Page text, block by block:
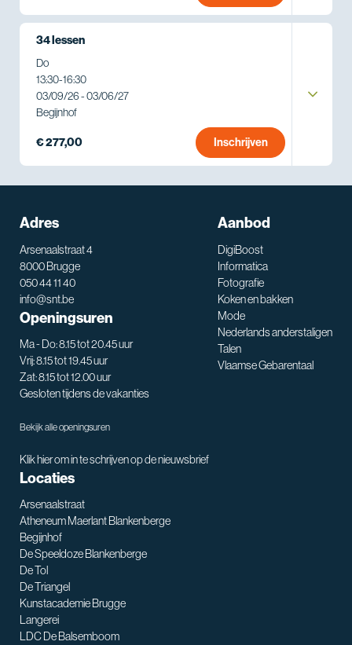
34 lessen
Do
13:30-16:30
03/09/26 - 03/06/27
Begijnhof
€ 277,00 Inschrijven
Adres
Arsenaalstraat 4
8000 Brugge
050 44 11 40
info@snt.be
Openingsuren
Ma - Do: 8.15 tot 20.45 uur
Vrij: 8.15 tot 19.45 uur
Zat: 8.15 tot 12.00 uur
Gesloten tijdens de vakanties
Bekijk alle openingsuren
Klik hier om in te schrijven op de nieuwsbrief
Aanbod
DigiBoost
Informatica
Fotografie
Koken en bakken
Mode
Nederlands anderstaligen
Talen
Vlaamse Gebarentaal
Locaties
Arsenaalstraat
Atheneum Maerlant Blankenberge
Begijnhof
De Speeldoze Blankenberge
De Tol
De Triangel
Kunstacademie Brugge
Langerei
LDC De Balsemboom
SNT assistent
Waarmee kan ik je helpen?